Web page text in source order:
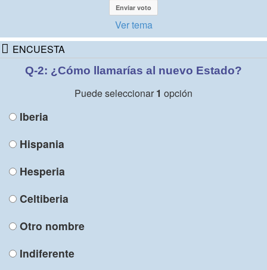
Ver tema
ENCUESTA
Q-2: ¿Cómo llamarías al nuevo Estado?
Puede seleccionar 1 opción
Iberia
Hispania
Hesperia
Celtiberia
Otro nombre
Indiferente